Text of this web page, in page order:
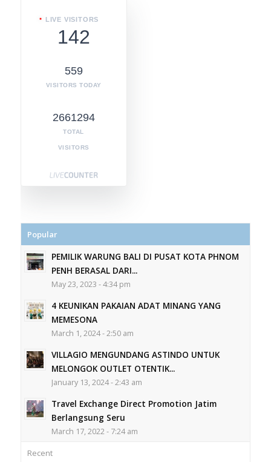
LIVE VISITORS
142
559
VISITORS TODAY
2661294
TOTAL
VISITORS
Popular
PEMILIK WARUNG BALI DI PUSAT KOTA PHNOM
PENH BERASAL DARI...
May 23, 2023 - 4:34 pm
4 KEUNIKAN PAKAIAN ADAT MINANG YANG
MEMESONA
March 1, 2024 - 2:50 am
VILLAGIO MENGUNDANG ASTINDO UNTUK
MELONGOK OUTLET OTENTIK...
January 13, 2024 - 2:43 am
Travel Exchange Direct Promotion Jatim
Berlangsung Seru
March 17, 2022 - 7:24 am
Recent